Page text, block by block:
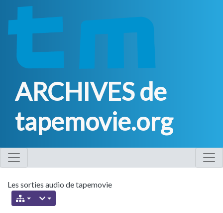
ARCHIVES de
tapemovie.org
Les sorties audio de tapemovie